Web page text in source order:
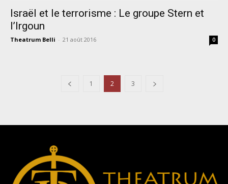
Israël et le terrorisme : Le groupe Stern et
l’Irgoun
Theatrum Belli - 21 août 2016 0
1 2 3